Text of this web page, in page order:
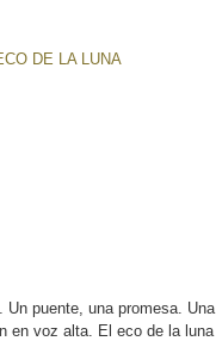
Un puente, una promesa. Una
en voz alta. El eco de la luna